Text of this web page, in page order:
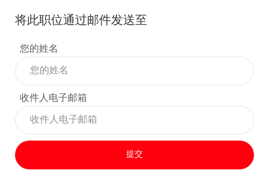
将此职位通过邮件发送至
您的姓名
收件人电子邮箱
提交